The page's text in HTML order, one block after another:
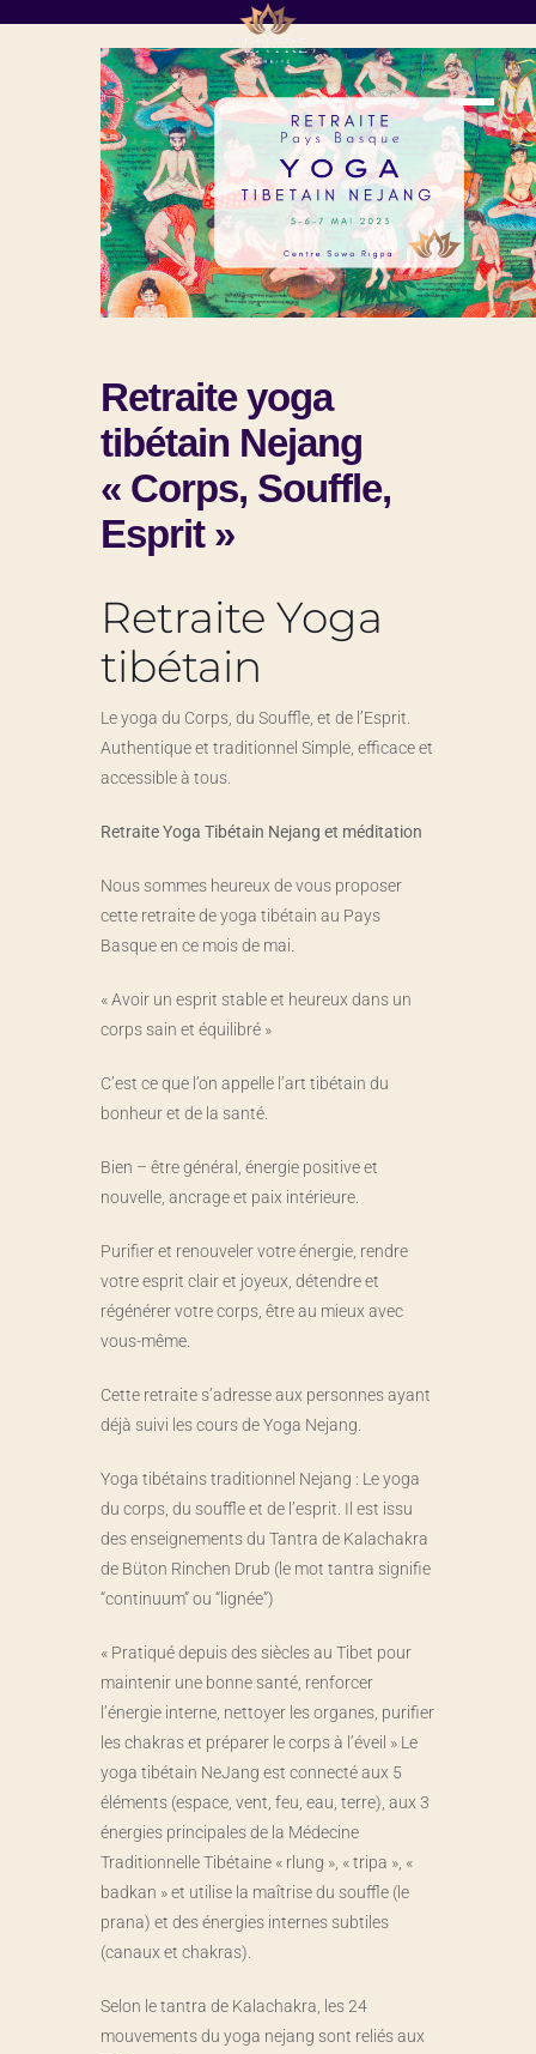
Retraite yoga
tibétain Nejang
« Corps, Souffle,
Esprit »
Retraite Yoga
tibétain
Le yoga du Corps, du Souffle, et de l’Esprit.
Authentique et traditionnel Simple, efficace et
accessible à tous.
Retraite Yoga Tibétain Nejang et méditation
Nous sommes heureux de vous proposer
cette retraite de yoga tibétain au Pays
Basque en ce mois de mai.
« Avoir un esprit stable et heureux dans un
corps sain et équilibré »
C’est ce que l’on appelle l’art tibétain du
bonheur et de la santé.
Bien – être général, énergie positive et
nouvelle, ancrage et paix intérieure.
Purifier et renouveler votre énergie, rendre
votre esprit clair et joyeux, détendre et
régénérer votre corps, être au mieux avec
vous-même.
Cette retraite s’adresse aux personnes ayant
déjà suivi les cours de Yoga Nejang.
Yoga tibétains traditionnel Nejang : Le yoga
du corps, du souffle et de l’esprit. Il est issu
des enseignements du Tantra de Kalachakra
de Büton Rinchen Drub (le mot tantra signifie
“continuum” ou “lignée”)
« Pratiqué depuis des siècles au Tibet pour
maintenir une bonne santé, renforcer
l’énergie interne, nettoyer les organes, purifier
les chakras et préparer le corps à l’éveil » Le
yoga tibétain NeJang est connecté aux 5
éléments (espace, vent, feu, eau, terre), aux 3
énergies principales de la Médecine
Traditionnelle Tibétaine « rlung », « tripa », «
badkan » et utilise la maîtrise du souffle (le
prana) et des énergies internes subtiles
(canaux et chakras).
Selon le tantra de Kalachakra, les 24
mouvements du yoga nejang sont reliés aux